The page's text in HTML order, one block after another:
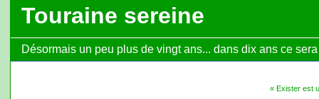
Touraine sereine
Désormais un peu plus de vingt ans... dans dix ans ce
« Exister est